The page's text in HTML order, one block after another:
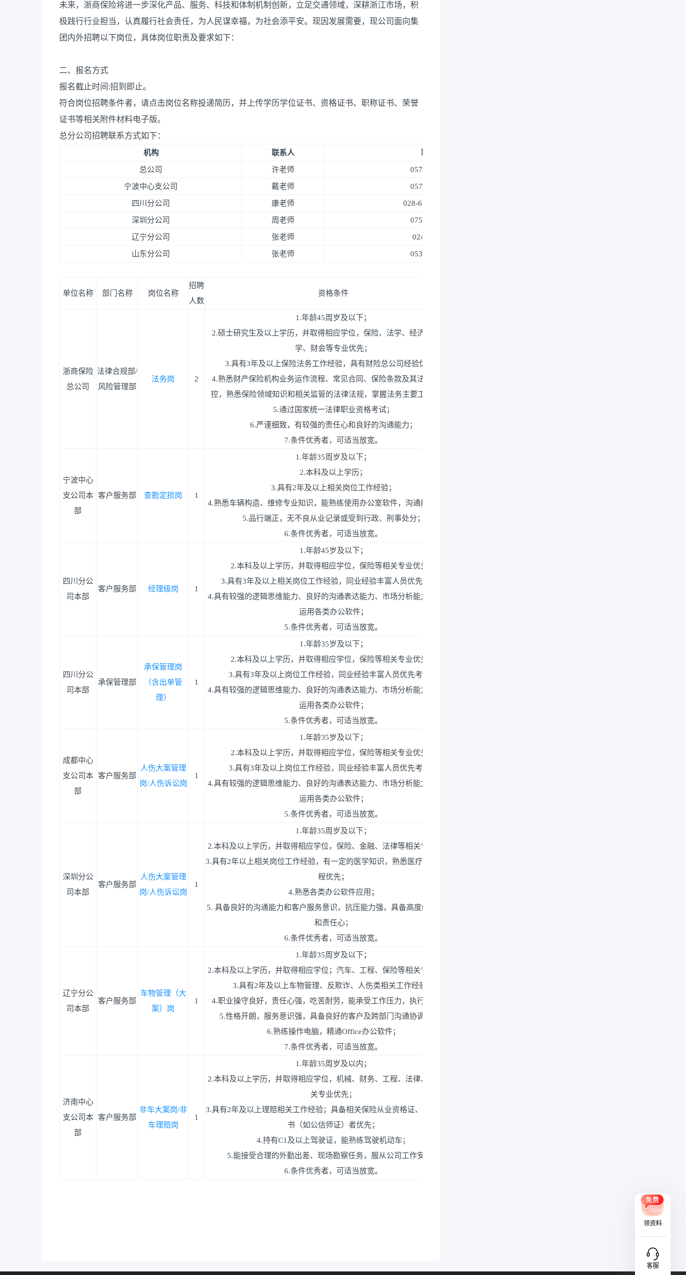
未来，浙商保险将进一步深化产品、服务、科技和体制机制创新，立足交通领域，深耕浙江市场，积
极践行行业担当，认真履行社会责任，为人民谋幸福，为社会添平安。现因发展需要，现公司面向集
团内外招聘以下岗位，具体岗位职责及要求如下：
二、报名方式
报名截止时间:招到即止。
符合岗位招聘条件者，请点击岗位名称投递简历，并上传学历学位证书、资格证书、职称证书、荣誉
证书等相关附件材料电子版。
总分公司招聘联系方式如下：
机构 联系人 联系电话
总公司 许老师 0571-28191010
宁波中心支公司 戴老师 0574-27991906
四川分公司 康老师 028-61332266-8015
深圳分公司 周老师 0755-33263966
辽宁分公司 张老师 024-31370305
山东分公司 张老师 0531-67609990
单位名称 部门名称 岗位名称
招聘
人数
资格条件
浙商保险
总公司
法律合规部/
风险管理部
法务岗 2
1.年龄45周岁及以下；
2.硕士研究生及以上学历，并取得相应学位，保险、法学、经济学、管理
学、财会等专业优先；
3.具有3年及以上保险法务工作经验，具有财险总公司经验优先；
4.熟悉财产保险机构业务运作流程、常见合同、保险条款及其法律风险防
控，熟悉保险领域知识和相关监管的法律法规，掌握法务主要工作技能；
5.通过国家统一法律职业资格考试；
6.严谨细致，有较强的责任心和良好的沟通能力；
7.条件优秀者，可适当放宽。
宁波中心
支公司本
部
客户服务部 查勘定损岗 1
1.年龄35周岁及以下；
2.本科及以上学历；
3.具有2年及以上相关岗位工作经验；
4.熟悉车辆构造、维修专业知识，能熟练使用办公室软件，沟通能力较强；
5.品行端正，无不良从业记录或受到行政、刑事处分；
6.条件优秀者，可适当放宽。
四川分公
司本部
客户服务部 经理级岗 1
1.年龄45岁及以下；
2.本科及以上学历，并取得相应学位，保险等相关专业优先；
3.具有3年及以上相关岗位工作经验，同业经验丰富人员优先考虑；
4.具有较强的逻辑思维能力、良好的沟通表达能力、市场分析能力；能熟练
运用各类办公软件；
5.条件优秀者，可适当放宽。
四川分公
司本部
承保管理部
承保管理岗
（含出单管
理）
1
1.年龄35岁及以下；
2.本科及以上学历，并取得相应学位，保险等相关专业优先；
3.具有3年及以上岗位工作经验，同业经验丰富人员优先考虑；
4.具有较强的逻辑思维能力、良好的沟通表达能力、市场分析能力；能熟练
运用各类办公软件；
5.条件优秀者，可适当放宽。
成都中心
支公司本
部
客户服务部
人伤大案管理
岗/人伤诉讼岗
1
1.年龄35岁及以下；
2.本科及以上学历，并取得相应学位，保险等相关专业优先；
3.具有3年及以上岗位工作经验，同业经验丰富人员优先考虑；
4.具有较强的逻辑思维能力、良好的沟通表达能力、市场分析能力；能熟练
运用各类办公软件；
5.条件优秀者，可适当放宽。
深圳分公
司本部
客户服务部
人伤大案管理
岗/人伤诉讼岗
1
1.年龄35周岁及以下；
2.本科及以上学历，并取得相应学位，保险、金融、法律等相关专业优先；
3.具有2年以上相关岗位工作经验，有一定的医学知识，熟悉医疗核损工作流
程优先；
4.熟悉各类办公软件应用；
5. 具备良好的沟通能力和客户服务意识，抗压能力强，具备高度的工作热情
和责任心；
6.条件优秀者，可适当放宽。
辽宁分公
司本部
客户服务部
车物管理（大
案）岗
1
1.年龄35周岁及以下；
2.本科及以上学历，并取得相应学位；汽车、工程、保险等相关专业优先；
3.具有2年及以上车物管理、反欺诈、人伤类相关工作经验；
4.职业操守良好，责任心强，吃苦耐劳，能承受工作压力，执行力到位；
5.性格开朗，服务意识强，具备良好的客户及跨部门沟通协调能力；
6.熟练操作电脑，精通Office办公软件；
7.条件优秀者，可适当放宽。
济南中心
支公司本
部
客户服务部
非车大案岗/非
车理赔岗
1
1.年龄35周岁及以内；
2.本科及以上学历，并取得相应学位，机械、财务、工程、法律、保险等相
关专业优先；
3.具有2年及以上理赔相关工作经验；具备相关保险从业资格证、专业资格证
书（如公估师证）者优先；
4.持有C1及以上驾驶证，能熟练驾驶机动车；
5.能接受合理的外勤出差、现场勘察任务，服从公司工作安排；
6.条件优秀者，可适当放宽。
领资料
客服